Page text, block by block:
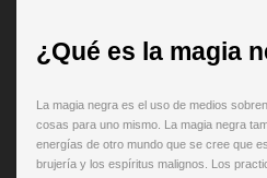
¿Qué es la magia
La magia negra es el uso de medios
cosas para uno mismo. La magia negra
energías de otro mundo que se cree que
brujería y los espíritus malignos. Los